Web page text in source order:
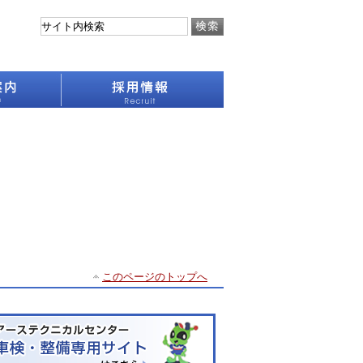
このページのトップへ